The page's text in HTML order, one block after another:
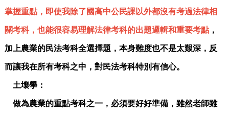
掌握重點，即使我除了國高中公民課以外都沒有考過法律相
關考科，也能很容易理解法律考科的出題邏輯和重要考點，
加上農業的民法考科全選擇題，本身難度也不是太艱深，反
而讓我在所有考科之中，對民法考科特別有信心。
土壤學：
做為農業的重點考科之一，必須要好好準備，雖然老師雖